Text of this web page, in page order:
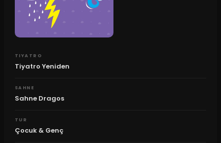
TIYATRO
Tiyatro Yeniden
SAHNE
Sahne Dragos
TUR
Çocuk & Genç